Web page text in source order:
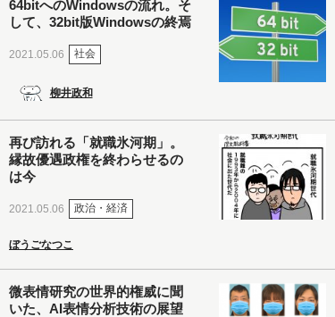
64bitへのWindowsの流れ。そ
して、32bit版Windowsの終焉
2021.05.06 社会
柳井政和
再び訪れる「就職氷河期」。
縁故優遇政権を終わらせるの
は今
2021.05.06 政治・経済
ぼうごなつこ
微表情研究の世界的権威に聞
いた、AI表情分析技術の展望